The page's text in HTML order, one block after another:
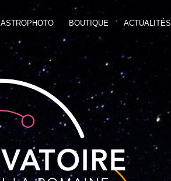
ASTROPHOTO BOUTIQUE ACTUALITÉS